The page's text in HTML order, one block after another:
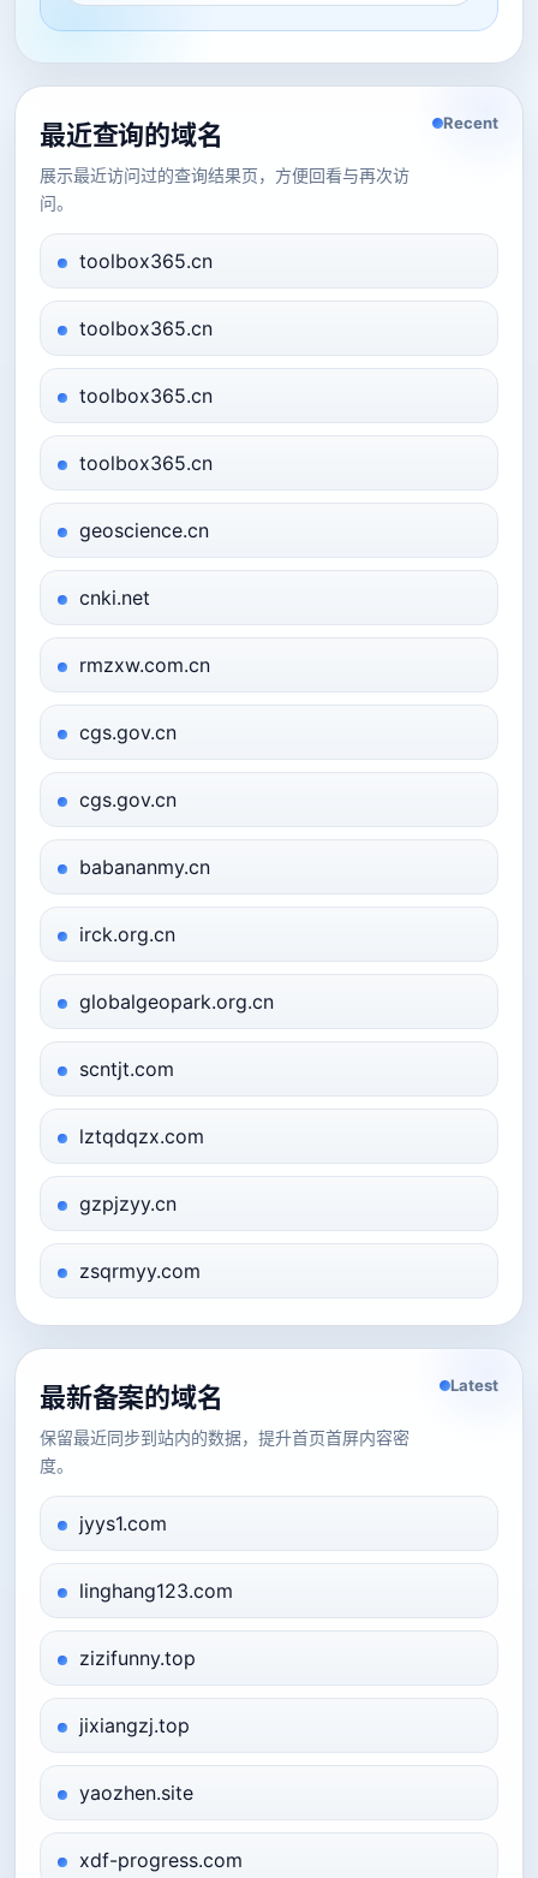
最近查询的域名
展示最近访问过的查询结果页，方便回看与再次访
问。
Recent
toolbox365.cn
toolbox365.cn
toolbox365.cn
toolbox365.cn
geoscience.cn
cnki.net
rmzxw.com.cn
cgs.gov.cn
cgs.gov.cn
babananmy.cn
irck.org.cn
globalgeopark.org.cn
scntjt.com
lztqdqzx.com
gzpjzyy.cn
zsqrmyy.com
最新备案的域名
保留最近同步到站内的数据，提升首页首屏内容密
度。
Latest
jyys1.com
linghang123.com
zizifunny.top
jixiangzj.top
yaozhen.site
xdf-progress.com